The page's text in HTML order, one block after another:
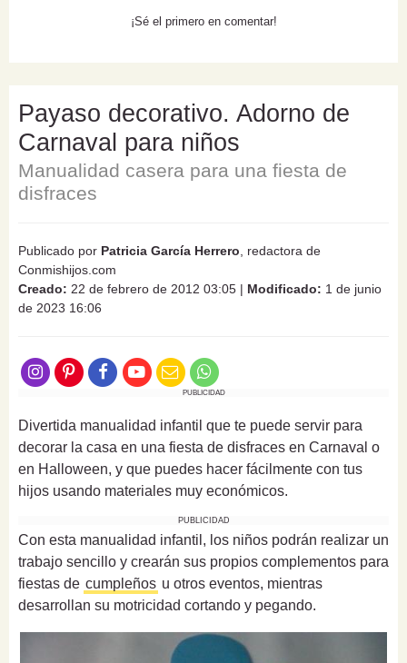
¡Sé el primero en comentar!
Payaso decorativo. Adorno de
Carnaval para niños
Manualidad casera para una fiesta de
disfraces
Publicado por Patricia García Herrero , redactora de
Conmishijos.com
Creado: 22 de febrero de 2012 03:05 | Modificado: 1 de junio
de 2023 16:06
PUBLICIDAD
Divertida manualidad infantil que te puede servir para
decorar la casa en una fiesta de disfraces en Carnaval o
en Halloween, y que puedes hacer fácilmente con tus
hijos usando materiales muy económicos.
PUBLICIDAD
Con esta manualidad infantil, los niños podrán realizar un
trabajo sencillo y crearán sus propios complementos para
fiestas de cumpleños u otros eventos, mientras
desarrollan su motricidad cortando y pegando.